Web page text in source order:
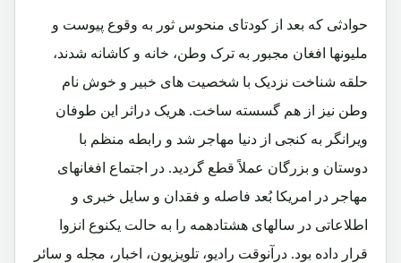
حوادثی که بعد از کودتای منحوس ثور به وقوع پیوست و
ملیونها افغان مجبور به ترک وطن، خانه و کاشانه شدند،
حلقه شناخت نزدیک با شخصیت های خبیر و خوش نام
وطن نیز از هم گسسته ساخت. هریک دراثر این طوفان
ویرانگر به کنجی از دنیا مهاجر شد و رابطه منظم با
دوستان و بزرگان عملاً قطع گردید. در اجتماع افغانهای
مهاجر در امریکا بُعد فاصله و فقدان و سایل خبری و
اطلاعاتی در سالهای هشتادهمه را به حالت یکنوع انزوا
قرار داده بود. درآنوقت رادیو، تلویزیون، اخبار، مجله و سائر